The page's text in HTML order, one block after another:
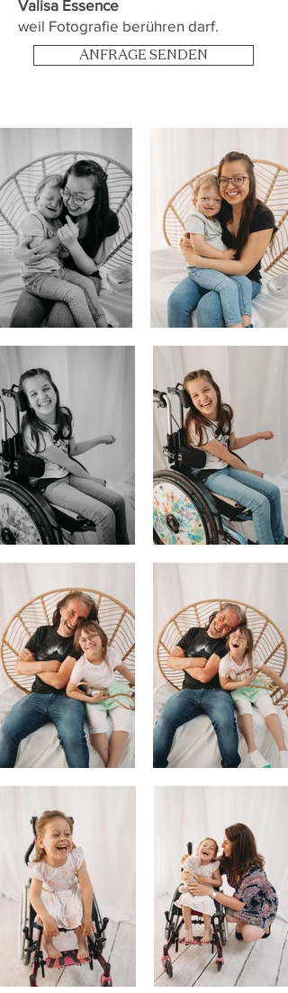
Valisa Essence
weil Fotografie berühren darf.
ANFRAGE SENDEN